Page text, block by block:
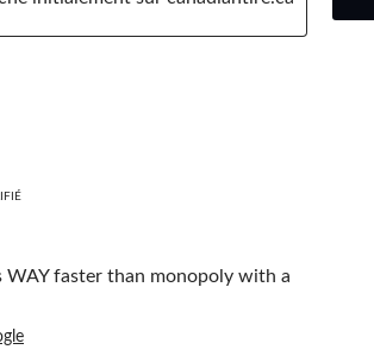
WAY faster than monopoly with a